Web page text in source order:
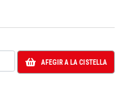
AFEGIR A LA CISTELLA